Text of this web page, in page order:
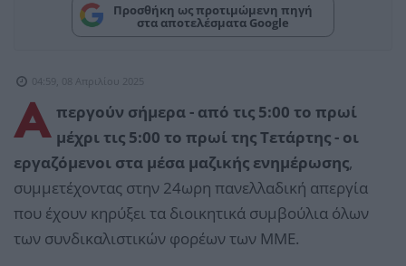
Προσθήκη ως προτιμώμενη πηγή
στα αποτελέσματα Google
04:59, 08 Απριλίου 2025
A περγούν σήμερα - από τις 5:00 το πρωί
μέχρι τις 5:00 το πρωί της Τετάρτης - οι
εργαζόμενοι στα μέσα μαζικής ενημέρωσης,
συμμετέχοντας στην 24ωρη πανελλαδική απεργία
που έχουν κηρύξει τα διοικητικά συμβούλια όλων
των συνδικαλιστικών φορέων των ΜΜΕ.